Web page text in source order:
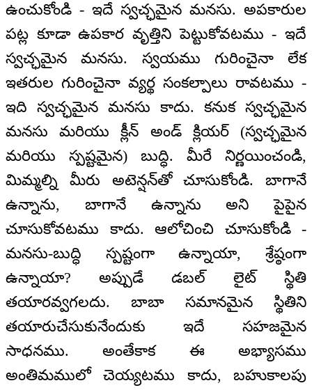
ఉంచుకోండి - ఇదే స్వచ్ఛమైన మనసు. అపకారుల
పట్ల కూడా ఉపకార వృత్తిని పెట్టుకోవటము - ఇదే
స్వచ్ఛమైన మనసు. స్వయము గురించైనా లేక
ఇతరుల గురించైనా వ్యర్థ సంకల్పాలు రావటము -
ఇది స్వచ్ఛమైన మనసు కాదు. కనుక స్వచ్ఛమైన
మనసు మరియు క్లీన్ అండ్ క్లియర్ (స్వచ్ఛమైన
మరియు స్పష్టమైన) బుద్ధి. మీరే నిర్ణయించండి,
మిమ్మల్ని మీరు అటెన్షన్‌తో చూసుకోండి. బాగానే
ఉన్నాను, బాగానే ఉన్నాను అని పైపైన
చూసుకోవటము కాదు. ఆలోచించి చూసుకోండి -
మనసు-బుద్ధి స్పష్టంగా ఉన్నాయా, శ్రేష్ఠంగా
ఉన్నాయా? అప్పుడే డబల్ లైట్ స్థితి
తయారవ్వగలదు. బాబా సమానమైన స్థితిని
తయారుచేసుకునేందుకు ఇదే సహజమైన
సాధనము. అంతేకాక ఈ అభ్యాసము
అంతిమములో చెయ్యటము కాదు, బహుకాలపు